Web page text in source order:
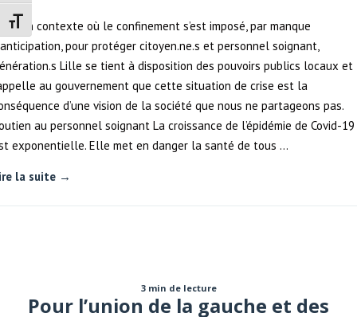
Changer la taille de la police
un contexte où le confinement s’est imposé, par manque
pour protéger citoyen.ne.s et personnel soignant,
Lille se tient à disposition des pouvoirs publics locaux et
au gouvernement que cette situation de crise est la
d’une vision de la société que nous ne partageons pas.
au personnel soignant La croissance de l’épidémie de Covid-19
exponentielle. Elle met en danger la santé de tous …
la suite →
3 min de lecture
Pour l’union de la gauche et des